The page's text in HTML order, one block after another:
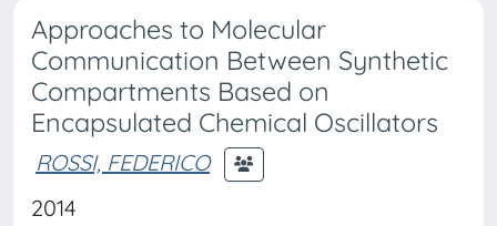
Approaches to Molecular
Communication Between Synthetic
Compartments Based on
Encapsulated Chemical Oscillators
ROSSI, FEDERICO
2014